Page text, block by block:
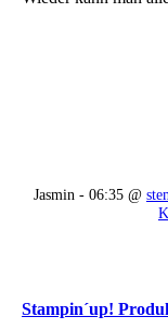
Jasmin - 06:35 @
Stampin´up!